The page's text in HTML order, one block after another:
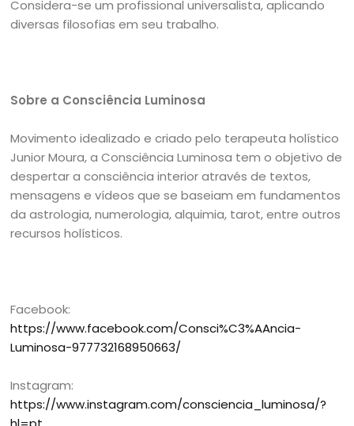
Considera-se um profissional universalista, aplicando
diversas filosofias em seu trabalho.
Sobre a Consciência Luminosa
Movimento idealizado e criado pelo terapeuta holístico
Junior Moura, a Consciência Luminosa tem o objetivo de
despertar a consciência interior através de textos,
mensagens e vídeos que se baseiam em fundamentos
da astrologia, numerologia, alquimia, tarot, entre outros
recursos holísticos.
Facebook:
https://www.facebook.com/Consci%C3%AAncia-
Luminosa-977732168950663/
Instagram:
https://www.instagram.com/consciencia_luminosa/?